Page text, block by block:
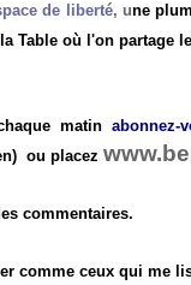
de liberté, une
Table où l'on partage
matinabonnez-
ou placez
commentaires.
comme ceux qui me